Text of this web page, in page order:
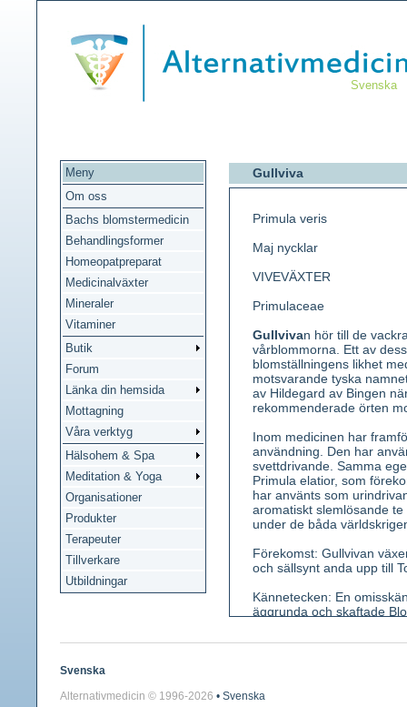
Svenska
Meny
Om oss
Bachs blomstermedicin
Behandlingsformer
Homeopatpreparat
Medicinalväxter
Mineraler
Vitaminer
Butik
Forum
Länka din hemsida
Mottagning
Våra verktyg
Hälsohem & Spa
Meditation & Yoga
Organisationer
Produkter
Terapeuter
Tillverkare
Utbildningar
Gullviva
Primula veris
Maj nycklar
VIVEVÄXTER
Primulaceae
Gullvivan hör till de
vårblommorna. Ett av
blomställningens likhet
motsvarande tyska
av Hildegard av Bingen
rekommenderade örten
Inom medicinen har
användning. Den har
svettdrivande. Samma
Primula elatior, som
har använts som
aromatiskt slemlösande
under de båda
Förekomst: Gullvivan
och sällsynt anda upp till
Kännetecken: En
äggrunda och skaftade
långstiftande och
Använda växtdelar:
Svenska
Alternativmedicin © 1996-2026 • Svenska